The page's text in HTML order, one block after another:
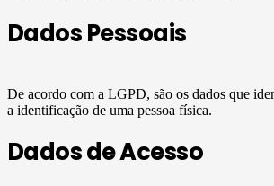
Dados Pessoais
De acordo com a LGPD, são os dados que
a identificação de uma pessoa física.
Dados de Acesso